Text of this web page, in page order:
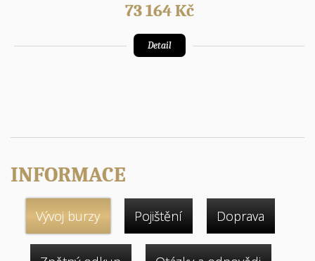
73 164Kč
Detail
INFORMACE
Vývoj burzy Pojištění Doprava